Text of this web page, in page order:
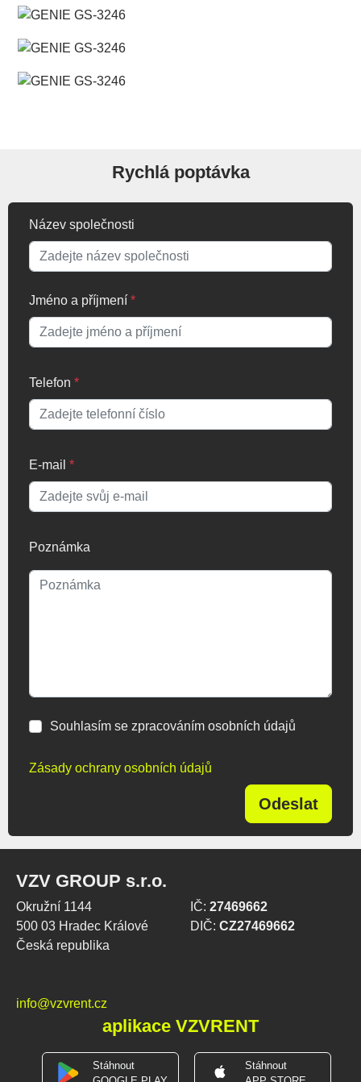
Rychlá poptávka
Název společnosti
Jméno a příjmení *
Telefon *
E-mail *
Poznámka
Souhlasím se zpracováním osobních údajů
Zásady ochrany osobních údajů
Odeslat
VZV GROUP s.r.o.
Okružní 1144
500 03 Hradec Králové
Česká republika
IČ: 27469662
DIČ: CZ27469662
info@vzvrent.cz
aplikace VZVRENT
Stáhnout
Stáhnout